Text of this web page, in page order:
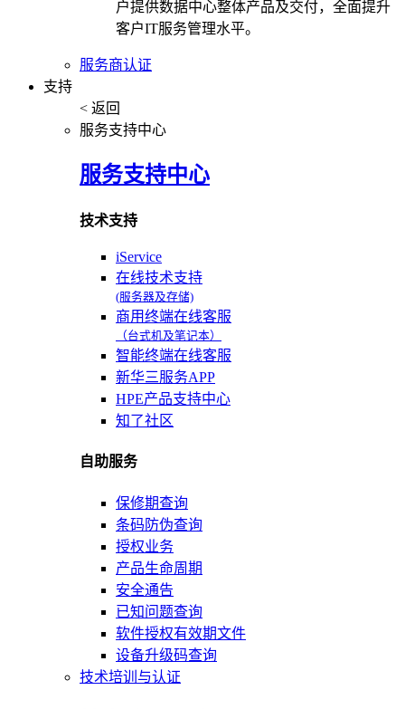
户提供数据中心整体产品及交付，全面提升
客户IT服务管理水平。
服务商认证
支持
< 返回
服务支持中心
服务支持中心
技术支持
iService
在线技术支持
(服务器及存储)
商用终端在线客服
（台式机及笔记本）
智能终端在线客服
新华三服务APP
HPE产品支持中心
知了社区
自助服务
保修期查询
条码防伪查询
授权业务
产品生命周期
安全通告
已知问题查询
软件授权有效期文件
设备升级码查询
技术培训与认证